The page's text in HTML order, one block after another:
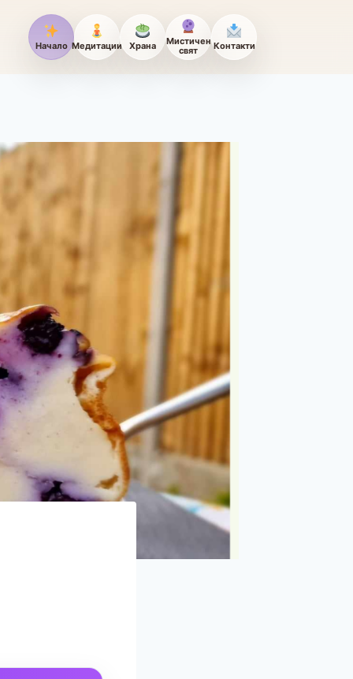
Начало Медитации Храна
Мистичен
свят
Контакти